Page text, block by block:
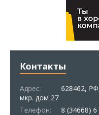
Контакты
Адрес:
628462,
мкр. дом 27
Телефон:
8 (34668) 6